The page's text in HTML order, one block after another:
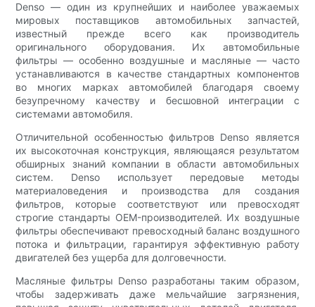
Denso — один из крупнейших и наиболее уважаемых
мировых поставщиков автомобильных запчастей,
известный прежде всего как производитель
оригинального оборудования. Их автомобильные
фильтры — особенно воздушные и масляные — часто
устанавливаются в качестве стандартных компонентов
во многих марках автомобилей благодаря своему
безупречному качеству и бесшовной интеграции с
системами автомобиля.
Отличительной особенностью фильтров Denso является
их высокоточная конструкция, являющаяся результатом
обширных знаний компании в области автомобильных
систем. Denso использует передовые методы
материаловедения и производства для создания
фильтров, которые соответствуют или превосходят
строгие стандарты OEM-производителей. Их воздушные
фильтры обеспечивают превосходный баланс воздушного
потока и фильтрации, гарантируя эффективную работу
двигателей без ущерба для долговечности.
Масляные фильтры Denso разработаны таким образом,
чтобы задерживать даже мельчайшие загрязнения,